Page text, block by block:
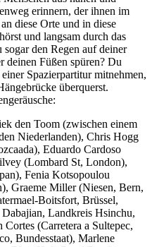
erinnern, der ihnen im
diese Orte und in diese
und langsam durch das
den Regen auf deiner
deinen Füßen spüren? Du
Spazierpartitur mitnehmen,
überquerst.
:
den Toom (zwischen einem
Niederlanden), Chris Hogg
Eduardo Cardoso
(Lombard St, London),
Fenia Kotsopoulou
Graeme Miller (Niesen, Bern,
Boitsfort, Brüssel,
Landkreis Hsinchu,
(Carretera a Sultepec,
Bundesstaat), Marlene